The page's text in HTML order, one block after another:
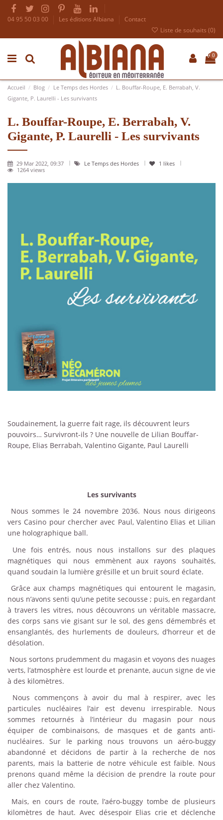
04 95 50 03 00 Les éditions Albiana
Contact
Liste de souhaits (0)
0
Accueil Blog Le Temps des Hordes
L. Bouffar-Roupe, E. Berrabah, V.
Gigante, P. Laurelli - Les survivants
L. Bouffar-Roupe, E. Berrabah, V.
Gigante, P. Laurelli - Les survivants
29 Mar 2022, 09:37 Le Temps des Hordes 1 likes
1264 views
Soudainement, la guerre fait rage, ils découvrent leurs
pouvoirs… Survivront-ils ? Une nouvelle de Lilian Bouffar-
Roupe, Elias Berrabah, Valentino Gigante, Paul Laurelli
Les survivants
Nous sommes le 24 novembre 2036. Nous nous dirigeons
vers Casino pour chercher avec Paul, Valentino Elias et Lilian
une holographique ball.
Une fois entrés, nous nous installons sur des plaques
magnétiques qui nous emmènent aux rayons souhaités,
quand soudain la lumière grésille et un bruit sourd éclate.
Grâce aux champs magnétiques qui entourent le magasin,
nous n’avons senti qu’une petite secousse ; puis, en regardant
à travers les vitres, nous découvrons un véritable massacre,
des corps sans vie gisant sur le sol, des gens démembrés et
ensanglantés, des hurlements de douleurs, d’horreur et de
désolation.
Nous sortons prudemment du magasin et voyons des nuages
verts, l’atmosphère est lourde et prenante, aucun signe de vie
à des kilomètres.
Nous commençons à avoir du mal à respirer, avec les
particules nucléaires l’air est devenu irrespirable. Nous
sommes retournés à l’intérieur du magasin pour nous
équiper de combinaisons, de masques et de gants anti-
nucléaires. Sur le parking nous trouvons un aéro-buggy
abandonné et décidons de partir à la recherche de nos
parents, mais la batterie de notre véhicule est faible. Nous
prenons quand même la décision de prendre la route pour
aller chez Valentino.
Mais, en cours de route, l’aéro-buggy tombe de plusieurs
kilomètres de haut. Avec désespoir Elias crie et déclenche